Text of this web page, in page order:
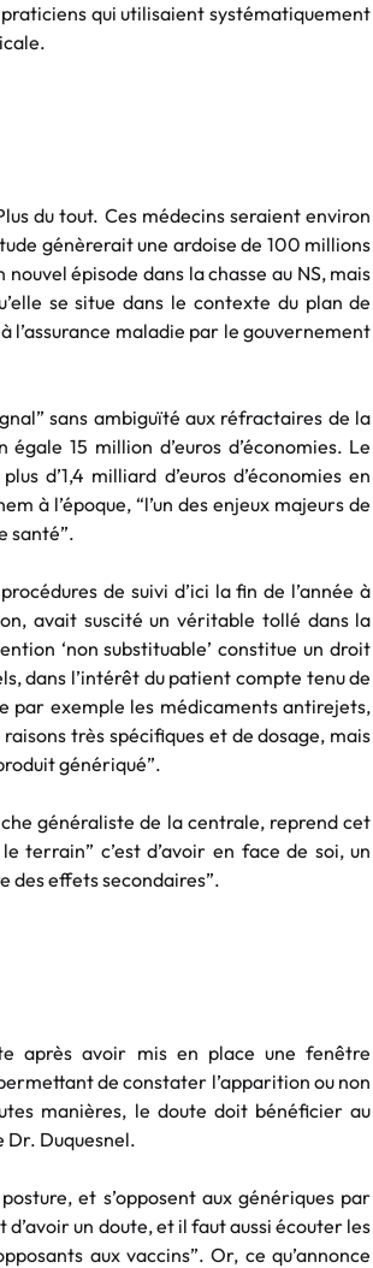
qui utilisaient systématiquement
du tout. Ces médecins seraient environ
génèrerait une ardoise de 100 millions
nouvel épisode dans la chasse au NS, mais
se situe dans le contexte du plan de
l’assurance maladie par le gouvernement
sans ambiguïté aux réfractaires de la
15 million d’euros d’économies. Le
d’1,4 milliard d’euros d’économies en
à l’époque, “l’un des enjeux majeurs de
santé”.
de suivi d’ici la fin de l’année à
avait suscité un véritable tollé dans la
‘non substituable’ constitue un droit
dans l’intérêt du patient compte tenu de
par exemple les médicaments antirejets,
très spécifiques et de dosage, mais
génériqué”.
généraliste de la centrale, reprend cet
terrain” c’est d’avoir en face de soi, un
des effets secondaires”.
après avoir mis en place une fenêtre
de constater l’apparition ou non
manières, le doute doit bénéficier au
Dr. Duquesnel.
et s’opposent aux génériques par
d’avoir un doute, et il faut aussi écouter les
aux vaccins”. Or, ce qu’annonce